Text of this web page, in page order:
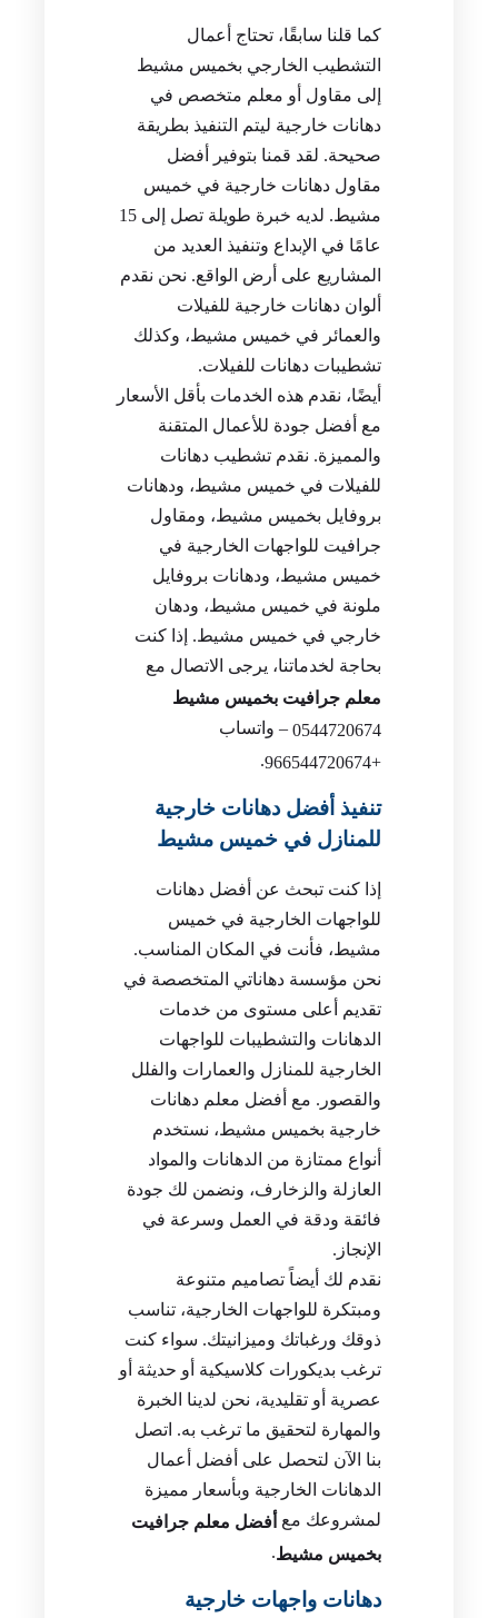
كما قلنا سابقًا، تحتاج أعمال
التشطيب الخارجي بخميس مشيط
إلى مقاول أو معلم متخصص في
دهانات خارجية ليتم التنفيذ بطريقة
صحيحة. لقد قمنا بتوفير أفضل
مقاول دهانات خارجية في خميس
مشيط. لديه خبرة طويلة تصل إلى 15
عامًا في الإبداع وتنفيذ العديد من
المشاريع على أرض الواقع. نحن نقدم
ألوان دهانات خارجية للفيلات
والعمائر في خميس مشيط، وكذلك
تشطيبات دهانات للفيلات.
أيضًا، نقدم هذه الخدمات بأقل الأسعار
مع أفضل جودة للأعمال المتقنة
والمميزة. نقدم تشطيب دهانات
للفيلات في خميس مشيط، ودهانات
بروفايل بخميس مشيط، ومقاول
جرافيت للواجهات الخارجية في
خميس مشيط، ودهانات بروفايل
ملونة في خميس مشيط، ودهان
خارجي في خميس مشيط. إذا كنت
بحاجة لخدماتنا، يرجى الاتصال مع
معلم جرافيت بخميس مشيط
0544720674 – واتساب
+966544720674
.
تنفيذ أفضل دهانات خارجية
للمنازل في خميس مشيط
إذا كنت تبحث عن أفضل دهانات
للواجهات الخارجية في خميس
مشيط، فأنت في المكان المناسب.
نحن مؤسسة دهاناتي المتخصصة في
تقديم أعلى مستوى من خدمات
الدهانات والتشطيبات للواجهات
الخارجية للمنازل والعمارات والفلل
والقصور. مع أفضل معلم دهانات
خارجية بخميس مشيط، نستخدم
أنواع ممتازة من الدهانات والمواد
العازلة والزخارف، ونضمن لك جودة
فائقة ودقة في العمل وسرعة في
الإنجاز.
نقدم لك أيضاً تصاميم متنوعة
ومبتكرة للواجهات الخارجية، تناسب
ذوقك ورغباتك وميزانيتك. سواء كنت
ترغب بديكورات كلاسيكية أو حديثة أو
عصرية أو تقليدية، نحن لدينا الخبرة
والمهارة لتحقيق ما ترغب به. اتصل
بنا الآن لتحصل على أفضل أعمال
الدهانات الخارجية وبأسعار مميزة
لمشروعك مع أفضل معلم جرافيت
بخميس مشيط.
دهانات واجهات خارجية